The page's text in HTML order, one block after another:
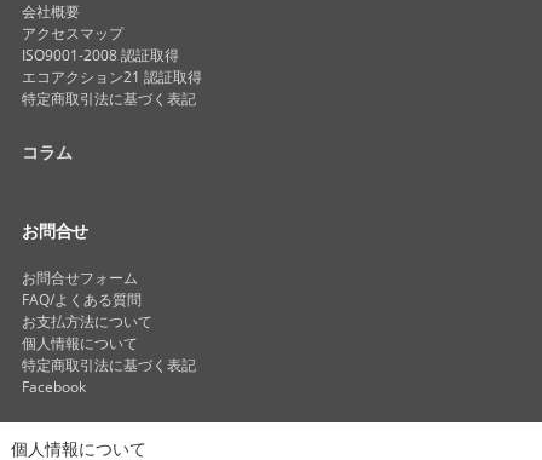
会社概要
アクセスマップ
ISO9001-2008 認証取得
エコアクション21 認証取得
特定商取引法に基づく表記
コラム
お問合せ
お問合せフォーム
FAQ/よくある質問
お支払方法について
個人情報について
特定商取引法に基づく表記
Facebook
個人情報について